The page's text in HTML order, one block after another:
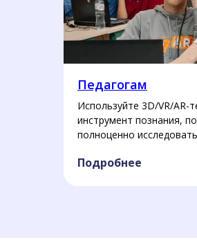
Педагогам
Используйте 3D/VR/AR-
инструмент познания,
полноценно
Подробнее